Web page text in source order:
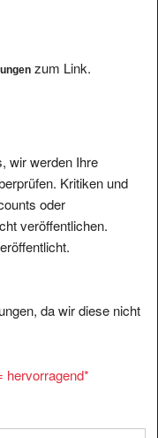
zum Link.
wir werden Ihre
Kritiken und
oder
veröffentlichen.
da wir diese nicht
hervorragend*